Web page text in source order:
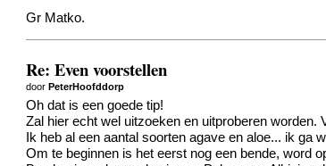
Gr Matko.
Re: Even voorstellen
doorPeterHoofddorp
Oh dat is een goede tip!
Zal hier echt wel uitzoeken en uitproberen worden.
Ik heb al een aantal soorten agave en aloe... ik ga
Om te beginnen is het eerst nog een bende, word